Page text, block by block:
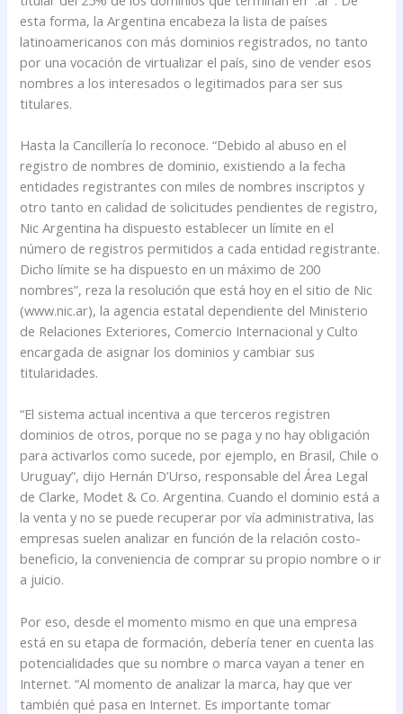
esta forma, la Argentina encabeza la lista de países
latinoamericanos con más dominios registrados, no tanto
por una vocación de virtualizar el país, sino de vender esos
nombres a los interesados o legitimados para ser sus
titulares.
Hasta la Cancillería lo reconoce. “Debido al abuso en el
registro de nombres de dominio, existiendo a la fecha
entidades registrantes con miles de nombres inscriptos y
otro tanto en calidad de solicitudes pendientes de registro,
Nic Argentina ha dispuesto establecer un límite en el
número de registros permitidos a cada entidad registrante.
Dicho límite se ha dispuesto en un máximo de 200
nombres”, reza la resolución que está hoy en el sitio de Nic
(www.nic.ar), la agencia estatal dependiente del Ministerio
de Relaciones Exteriores, Comercio Internacional y Culto
encargada de asignar los dominios y cambiar sus
titularidades.
“El sistema actual incentiva a que terceros registren
dominios de otros, porque no se paga y no hay obligación
para activarlos como sucede, por ejemplo, en Brasil, Chile o
Uruguay”, dijo Hernán D’Urso, responsable del Área Legal
de Clarke, Modet & Co. Argentina. Cuando el dominio está a
la venta y no se puede recuperar por vía administrativa, las
empresas suelen analizar en función de la relación costo-
beneficio, la conveniencia de comprar su propio nombre o ir
a juicio.
Por eso, desde el momento mismo en que una empresa
está en su etapa de formación, debería tener en cuenta las
potencialidades que su nombre o marca vayan a tener en
Internet. “Al momento de analizar la marca, hay que ver
también qué pasa en Internet. Es importante tomar